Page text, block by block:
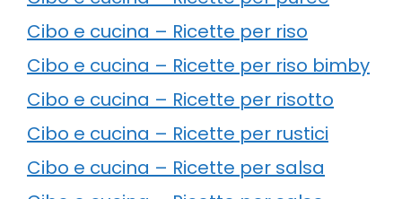
Cibo e cucina – Ricette per riso
Cibo e cucina – Ricette per riso bimby
Cibo e cucina – Ricette per risotto
Cibo e cucina – Ricette per rustici
Cibo e cucina – Ricette per salsa